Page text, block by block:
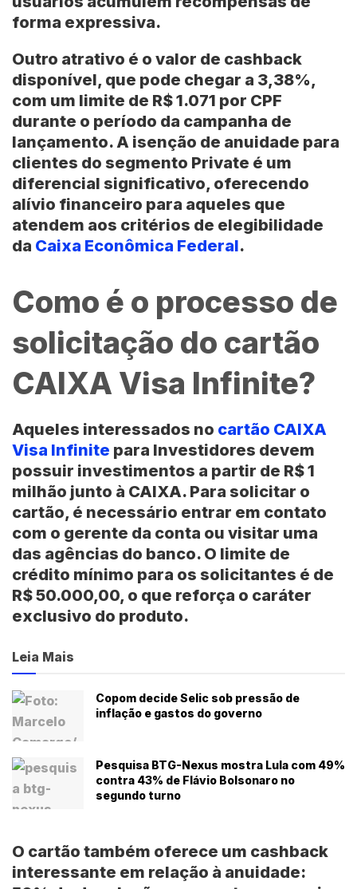
forma expressiva.
Outro atrativo é o valor de cashback
disponível, que pode chegar a 3,38%,
com um limite de R$ 1.071 por CPF
durante o período da campanha de
lançamento. A isenção de anuidade para
clientes do segmento Private é um
diferencial significativo, oferecendo
alívio financeiro para aqueles que
atendem aos critérios de elegibilidade
da Caixa Econômica Federal.
Como é o processo de
solicitação do cartão
CAIXA Visa Infinite?
Aqueles interessados no cartão CAIXA
Visa Infinite para Investidores devem
possuir investimentos a partir de R$ 1
milhão junto à CAIXA. Para solicitar o
cartão, é necessário entrar em contato
com o gerente da conta ou visitar uma
das agências do banco. O limite de
crédito mínimo para os solicitantes é de
R$ 50.000,00, o que reforça o caráter
exclusivo do produto.
Leia Mais
Copom decide Selic sob pressão de
inflação e gastos do governo
Pesquisa BTG-Nexus mostra Lula com 49%
contra 43% de Flávio Bolsonaro no
segundo turno
O cartão também oferece um cashback
interessante em relação à anuidade: